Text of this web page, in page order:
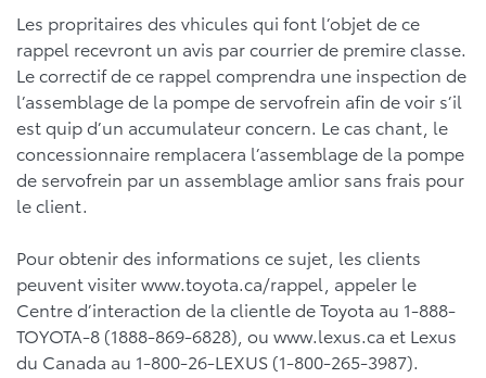
Les propritaires des vhicules qui font l’objet de ce
rappel recevront un avis par courrier de premire classe.
Le correctif de ce rappel comprendra une inspection de
l’assemblage de la pompe de servofrein afin de voir s’il
est quip d’un accumulateur concern. Le cas chant, le
concessionnaire remplacera l’assemblage de la pompe
de servofrein par un assemblage amlior sans frais pour
le client.
Pour obtenir des informations ce sujet, les clients
peuvent visiter www.toyota.ca/rappel, appeler le
Centre d’interaction de la clientle de Toyota au 1-888-
TOYOTA-8 (1888-869-6828), ou www.lexus.ca et Lexus
du Canada au 1-800-26-LEXUS (1-800-265-3987).